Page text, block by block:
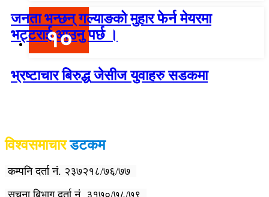
जनता भन्छन् गल्याङको मुहार फेर्न मेयरमा
भट्टराई आउनु पर्छ ।
१०
भ्रष्टाचार बिरुद्ध जेसीज युवाहरु सडकमा
विश्वसमाचारडटकम
कम्पनि दर्ता नं. २३७२१८/७६/७७